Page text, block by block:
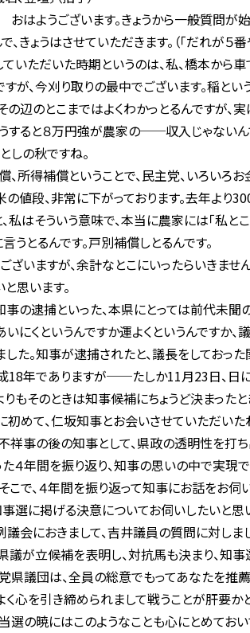
ようございます。きょうから一般質問が始
、きょうはさせていただきます。（「だれが５
いただいた時期というのは、私、橋本から
が、今刈り取りの最中でございます。稲と
の辺のとこまではよくわかっとるんですが、
すると８万円強が農家の──収入じゃない
しの秋ですね。
所得補償ということで、民主党、いろいろ
値段、非常に下がっております。去年より
私はそういう意味で、本当に農家には「私
うとるんです。戸別補償しとるんです。
ざいますが、余計なとこにいったらいきませ
思います。
の逮捕といった、本県にとっては前代未聞
いにくというんですか運よくというんですか
た。知事が逮捕されたと、議長をしておっ
年でありますが──たしか11月23日、日に
もそのときは知事候補にちょうど決まっ
初めて、仁坂知事とお会いさせていただい
祥事の後の知事として、県政の透明性を
４年間を振り返り、知事の思いの中で実現
こで、４年間を振り返って知事にお話をお伺
選に掲げる決意についてお伺いしたいと思
会におきまして、吉井議員の質問に対しま
が立候補を表明し、対抗馬も決まり、知事
議団は、全員の総意でもってあなたを推薦
く心を引き締められまして戦うことが肝要
選の暁にはこのようなことも心にとめてお